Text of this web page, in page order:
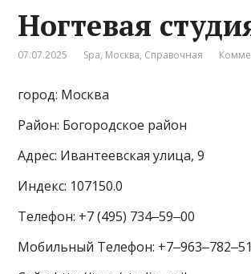
Ногтевая
07.07.2025 Spa, Москва, Справочная
город: Москва
Район: Богородское район
Адрес: Ивантеевская улица, 9
Индекс: 107150.0
Телефон: +7 (495) 734‒59‒00
Мобильный Телефон: